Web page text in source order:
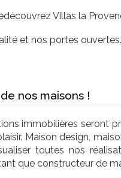
Villas la
et nos portes ouvertes.
nos maisons !
immobilières seront
Maison design,
toutes nos
que constructeur de